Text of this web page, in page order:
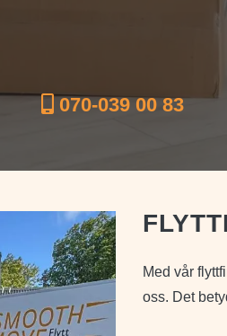
070-039 00 83
Med vår
oss. Det